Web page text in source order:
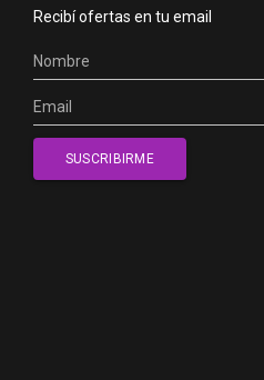
Recibí ofertas en tu email